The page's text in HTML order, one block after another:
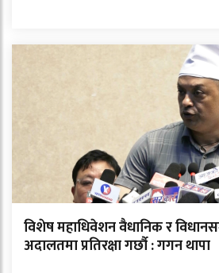
विशेष महाधिवेशन वैधानिक र
अदालतमा प्रतिरक्षा गर्छौ : गगन थापा